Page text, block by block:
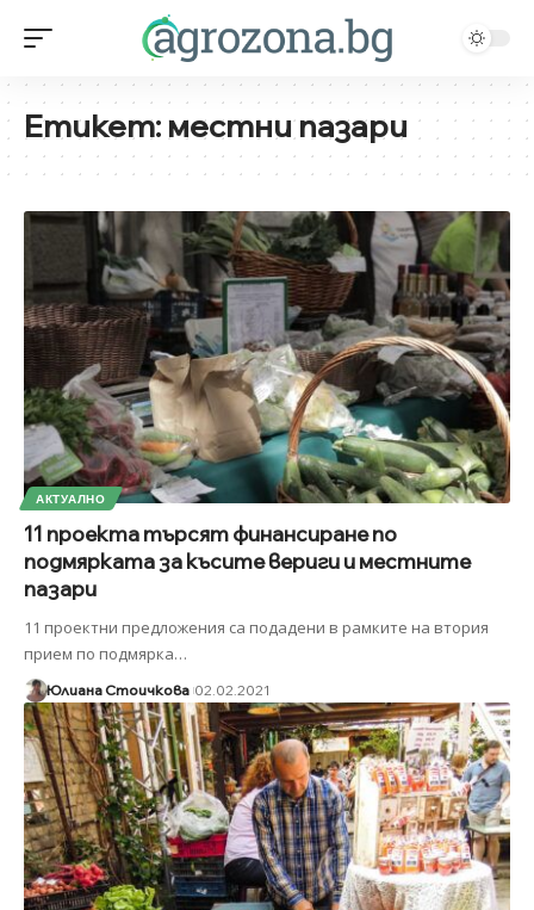
Етикет:местни пазари
АКТУАЛНО
11 проекта търсят финансиране по
подмярката за късите вериги и местните
пазари
11 проектни предложения са подадени в рамките на втория
прием по подмярка…
Юлиана Стоичкова 02.02.2021